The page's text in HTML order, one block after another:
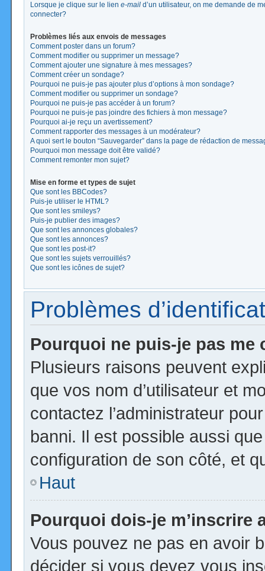
Lorsque je clique sur le lien e-mail d’un utilisateur, on me demande de
connecter?
Problèmes liés aux envois de messages
Comment poster dans un forum?
Comment modifier ou supprimer un message?
Comment ajouter une signature à mes messages?
Comment créer un sondage?
Pourquoi ne puis-je pas ajouter plus d’options à mon sondage?
Comment modifier ou supprimer un sondage?
Pourquoi ne puis-je pas accéder à un forum?
Pourquoi ne puis-je pas joindre des fichiers à mon message?
Pourquoi ai-je reçu un avertissement?
Comment rapporter des messages à un modérateur?
A quoi sert le bouton “Sauvegarder” dans la page de rédaction de
Pourquoi mon message doit être validé?
Comment remonter mon sujet?
Mise en forme et types de sujet
Que sont les BBCodes?
Puis-je utiliser le HTML?
Que sont les smileys?
Puis-je publier des images?
Que sont les annonces globales?
Que sont les annonces?
Que sont les post-it?
Que sont les sujets verrouillés?
Que sont les icônes de sujet?
Problèmes
Pourquoi ne puis-je pas me
Plusieurs raisons peuvent
que vos nom d’utilisateur et
contactez l’administrateur
banni. Il est possible aussi
configuration de son côté, et
Haut
Pourquoi dois-je m’inscrire
Vous pouvez ne pas en avoir
décider si vous devez vous